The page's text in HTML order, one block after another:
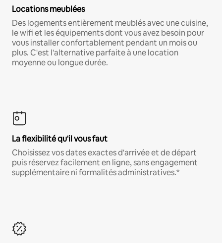
Locations meublées
Des logements entièrement meublés avec une cuisine,
le wifi et les équipements dont vous avez besoin pour
vous installer confortablement pendant un mois ou
plus. C'est l'alternative parfaite à une location
moyenne ou longue durée.
La flexibilité qu'il vous faut
Choisissez vos dates exactes d'arrivée et de départ
puis réservez facilement en ligne, sans engagement
supplémentaire ni formalités administratives.*